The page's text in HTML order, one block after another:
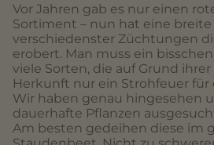
Vor Jahren gab es nur einen
Sortiment – nun hat eine
verschiedenster Züchtungen
erobert. Man muss ein
viele Sorten, die auf Grund
Herkunft nur ein Strohfeuer für
Wir haben genau hingesehen
dauerhafte Pflanzen
Am besten gedeihen diese im